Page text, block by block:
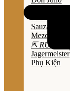
Sauza
Mezcal
⇱ RƯỢU
Jagermeister
Phụ Kiện